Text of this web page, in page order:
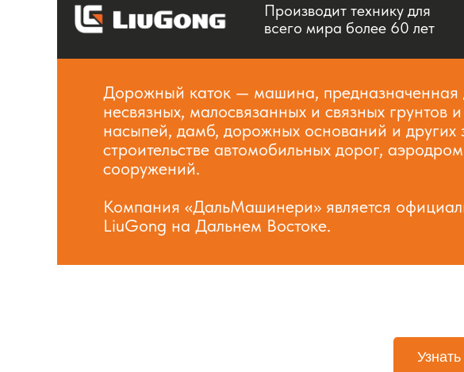
Дорожный каток — машина, предназначенная
несвязных, малосвязанных и связных грунтов
насыпей, дамб, дорожных оснований и
строительстве автомобильных дорог,
сооружений.
Компания «ДальМашинери» является
LiuGong на Дальнем Востоке.
Производит технику для
всего мира более 60 лет